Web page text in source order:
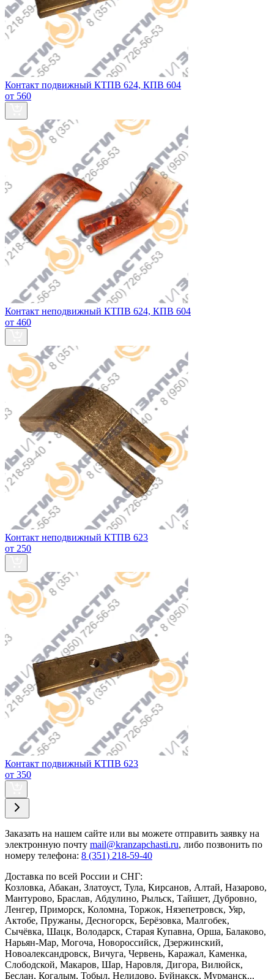
Контакт подвижный КТПВ 624, КПВ 604
от 560
Контакт неподвижный КТПВ 624, КПВ 604
от 460
Контакт неподвижный КТПВ 623
от 250
Контакт подвижный КТПВ 623
от 350
Заказать на нашем сайте или вы можете отправить заявку на
электронную почту mail@kranzapchasti.ru, либо позвонить по
номеру телефона: 8 (351) 218-59-40
Доставка по всей России и СНГ:
Козловка, Абакан, Златоуст, Тула, Кирсанов, Алтай, Назарово,
Мантурово, Браслав, Абдулино, Рыльск, Тайшет, Дубровно,
Ленгер, Приморск, Коломна, Торжок, Нязепетровск, Уяр,
Актобе, Пружаны, Десногорск, Берёзовка, Малгобек,
Сычёвка, Шацк, Володарск, Старая Купавна, Орша, Балаково,
Нарьян-Мар, Могоча, Новороссийск, Дзержинский,
Новоалександровск, Вичуга, Червень, Каражал, Каменка,
Слободской, Макаров, Шар, Наровля, Дигора, Вилюйск,
Беслан, Когалым, Тобыл, Нелидово, Буйнакск, Мурманск...